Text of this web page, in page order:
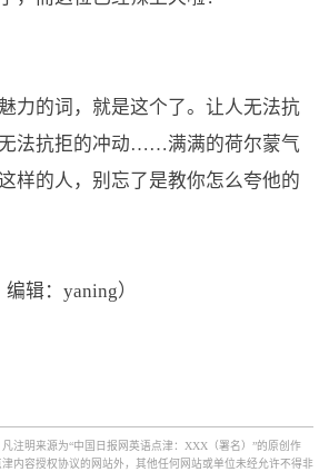
力的词，就是这个了。让人无法抗
法抗拒的冲动……满满的荷尔蒙气
样的人，别忘了是教你怎么夸他的
辑：yaning）
注明来源为“中国日报网英语点津：XXX（署名）”的原创作
内容授权协议的网站外，其他任何网站或单位未经允许不得非